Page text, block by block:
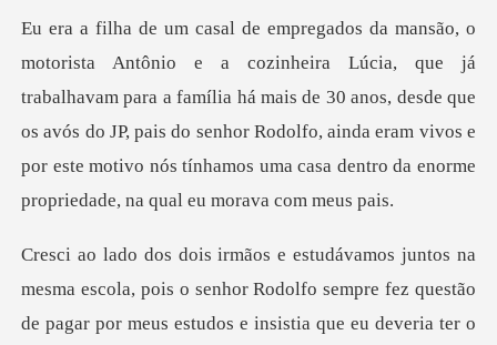
alhavam para a família há mais de 30 anos, desde que
os avós do JP, pais do senhor Rodolfo, ainda eram vi
la, pois o senhor Rodolfo sempre fez questão
de pagar por meus es